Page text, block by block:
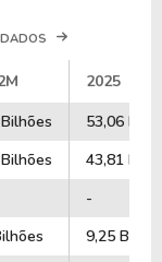
2025
53,06
43,81
-
9,25